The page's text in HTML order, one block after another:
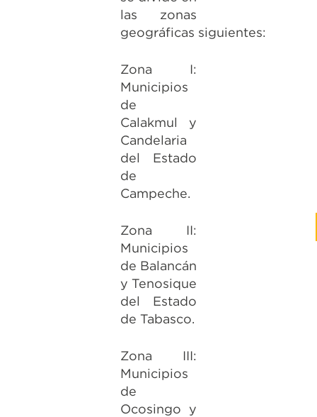
las zonas
geográficas siguientes:
Zona I:
Municipios
de
Calakmul y
Candelaria
del Estado
de
Campeche.
Zona II:
Municipios
de Balancán
y Tenosique
del Estado
de Tabasco.
Zona III:
Municipios
de
Ocosingo y